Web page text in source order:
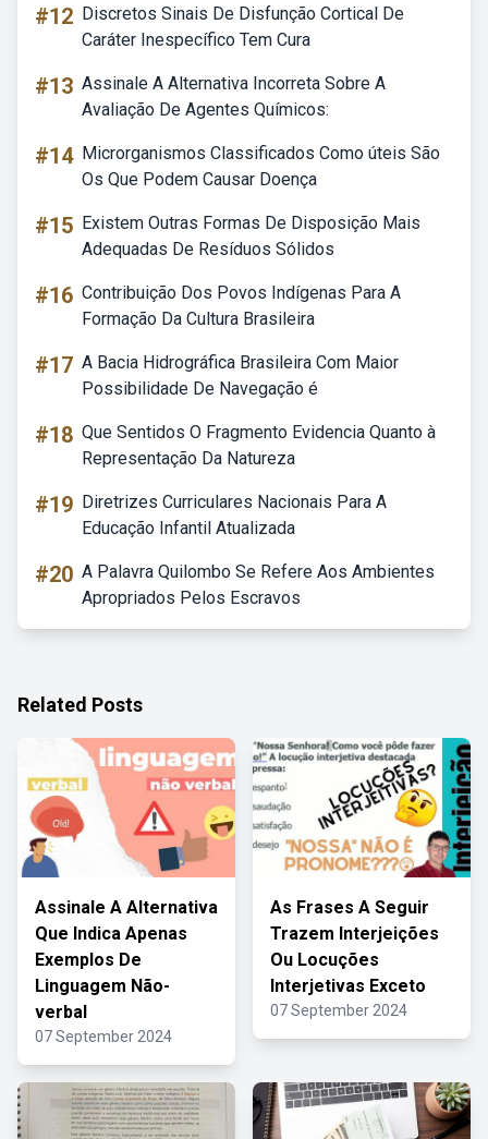
#12 Discretos Sinais De Disfunção Cortical De
Caráter Inespecífico Tem Cura
#13 Assinale A Alternativa Incorreta Sobre A
Avaliação De Agentes Químicos:
#14 Microrganismos Classificados Como úteis São
Os Que Podem Causar Doença
#15 Existem Outras Formas De Disposição Mais
Adequadas De Resíduos Sólidos
#16 Contribuição Dos Povos Indígenas Para A
Formação Da Cultura Brasileira
#17 A Bacia Hidrográfica Brasileira Com Maior
Possibilidade De Navegação é
#18 Que Sentidos O Fragmento Evidencia Quanto à
Representação Da Natureza
#19 Diretrizes Curriculares Nacionais Para A
Educação Infantil Atualizada
#20 A Palavra Quilombo Se Refere Aos Ambientes
Apropriados Pelos Escravos
Related Posts
Assinale A Alternativa
Que Indica Apenas
Exemplos De
Linguagem Não-
verbal
07 September 2024
As Frases A Seguir
Trazem Interjeições
Ou Locuções
Interjetivas Exceto
07 September 2024